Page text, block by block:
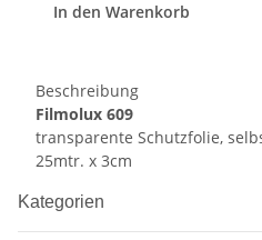
In den Warenkorb
Beschreibung
Filmolux 609
transparente Schutzfolie,
25mtr. x 3cm
Kategorien